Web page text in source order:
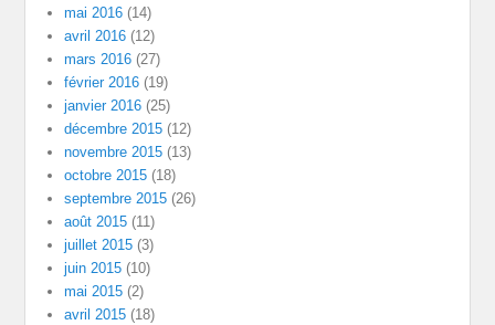
mai 2016 (14)
avril 2016 (12)
mars 2016 (27)
février 2016 (19)
janvier 2016 (25)
décembre 2015 (12)
novembre 2015 (13)
octobre 2015 (18)
septembre 2015 (26)
août 2015 (11)
juillet 2015 (3)
juin 2015 (10)
mai 2015 (2)
avril 2015 (18)